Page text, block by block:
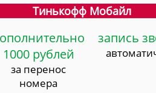
Тинькофф Мобайл
1000 рублей
за перенос
номера
запись